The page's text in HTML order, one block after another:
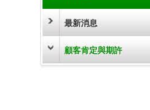
最新消息
顧客肯定與期許